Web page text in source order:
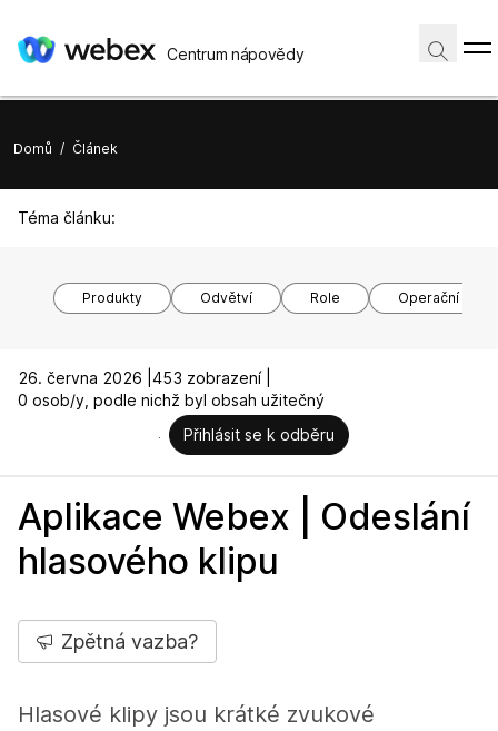
Centrum nápovědy
Domů / Článek
Téma článku:
Produkty Odvětví Role Operační
26. června 2026 | 453 zobrazení |
0 osob/y, podle nichž byl obsah užitečný
Přihlásit se k odběru
Aplikace Webex | Odeslání
hlasového klipu
Zpětná vazba?
Hlasové klipy jsou krátké zvukové